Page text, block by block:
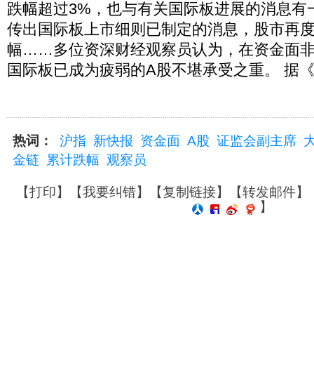
跌幅超过3%，也与有关国际板进展的消息有
传出国际板上市细则已制定的消息，股市再
幅……多位资深财经观察员认为，在资金面
国际板已成为疲弱的A股不堪承受之重。 据
热词： 沪指 新快报 资金面 A股 证监会副主席
金链 累计跌幅 观察员
【打印】【我要纠错】【复制链接】【转发邮件】
】